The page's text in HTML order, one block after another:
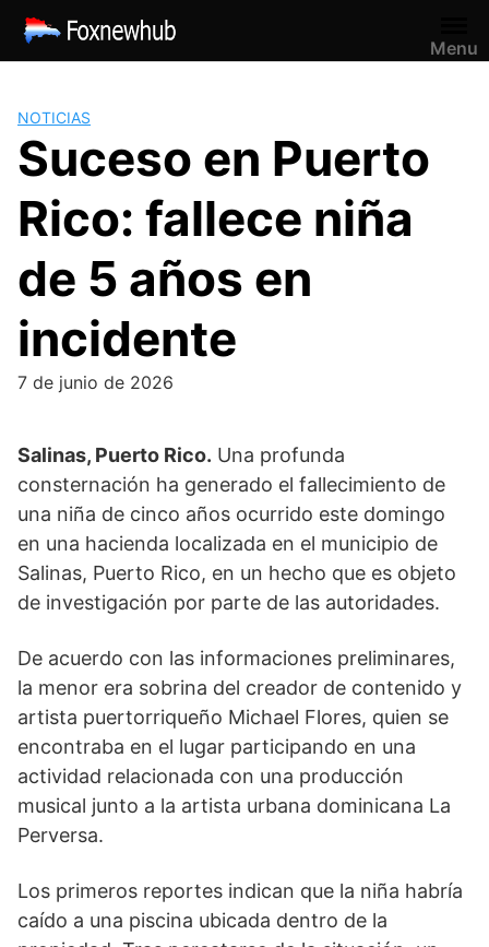
Saltar
contenido
Menu
NOTICIAS
Suceso en Puerto
Rico: fallece niña
de 5 años en
incidente
7 de junio de 2026
Salinas, Puerto Rico. Una profunda
consternación ha generado el fallecimiento de
una niña de cinco años ocurrido este domingo
en una hacienda localizada en el municipio de
Salinas, Puerto Rico, en un hecho que es objeto
de investigación por parte de las autoridades.
De acuerdo con las informaciones preliminares,
la menor era sobrina del creador de contenido y
artista puertorriqueño Michael Flores, quien se
encontraba en el lugar participando en una
actividad relacionada con una producción
musical junto a la artista urbana dominicana La
Perversa.
Los primeros reportes indican que la niña habría
caído a una piscina ubicada dentro de la